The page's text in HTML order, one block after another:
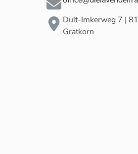
Dult-Imkerweg 7 |
Gratkorn